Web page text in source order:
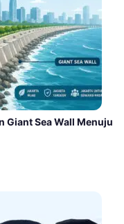
Giant Sea Wall Menuju